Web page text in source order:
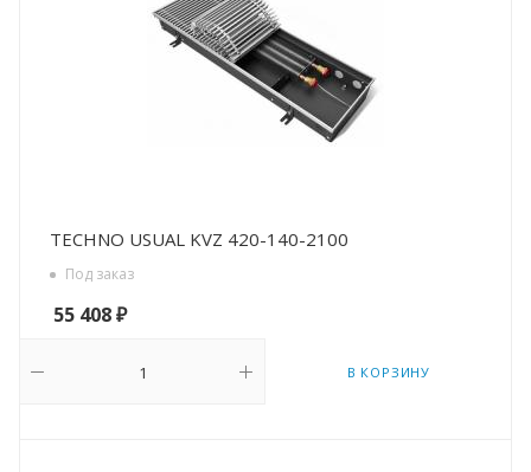
TECHNO USUAL KVZ 420-140-2100
Под заказ
55 408₽
В КОРЗИНУ